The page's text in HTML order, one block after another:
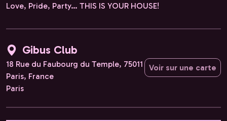
Love, Pride, Party… THIS IS YOUR HOUSE!
Gibus Club
18 Rue du Faubourg du Temple, 75011
Paris, France
Paris
Voir sur une carte